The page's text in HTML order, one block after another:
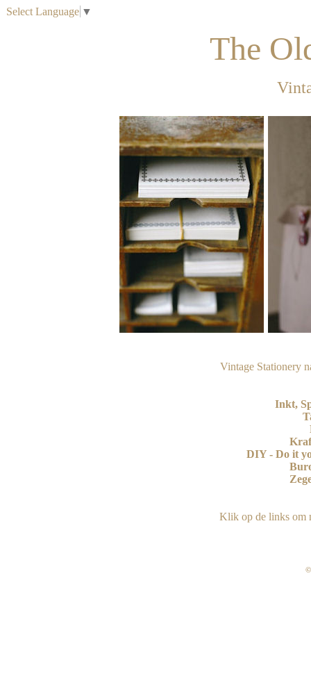
Select Language ▼
The
Vintage Stationery
Inkt,
DIY - Do it
Klik op de links om